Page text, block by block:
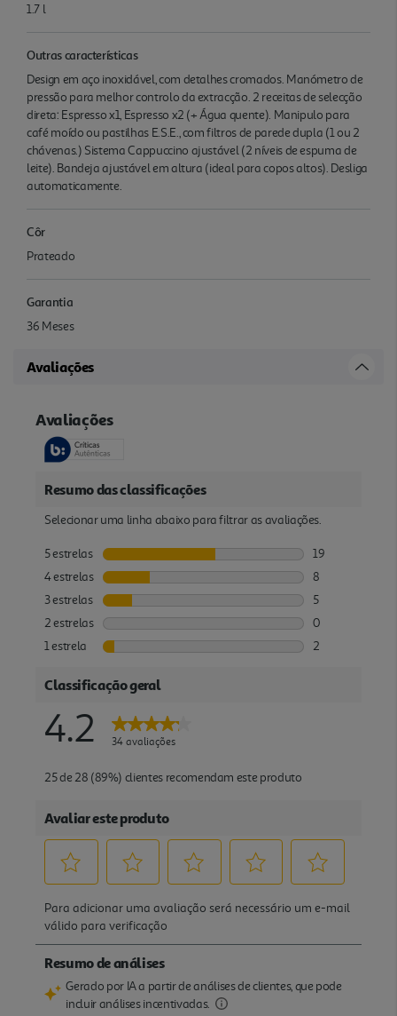
1.7 l
Outras características
Design em aço inoxidável, com detalhes cromados. Manómetro de
pressão para melhor controlo da extracção. 2 receitas de selecção
direta: Espresso x1, Espresso x2 (+ Água quente). Manipulo para
café moído ou pastilhas E.S.E., com filtros de parede dupla (1 ou 2
chávenas.) Sistema Cappuccino ajustável (2 níveis de espuma de
leite). Bandeja ajustável em altura (ideal para copos altos). Desliga
automaticamente.
Côr
Prateado
Garantia
36 Meses
Avaliações